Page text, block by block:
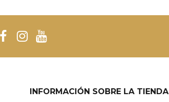
INFORMACIÓN SOBRE LA TIENDA